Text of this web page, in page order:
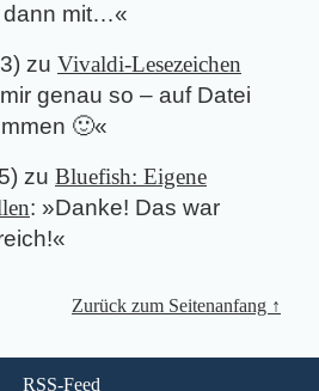
dann mit…«
) zu Vivaldi-Lesezeichen
genau so – auf Datei
🙂«
) zu Bluefish: Eigene
: »Danke! Das war
«
Zurück zum Seitenanfang ↑
RSS-Feed